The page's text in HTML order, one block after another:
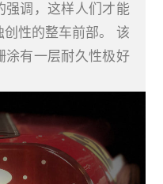
强调，这样人们才能
性的整车前部。 该
涂有一层耐久性极好